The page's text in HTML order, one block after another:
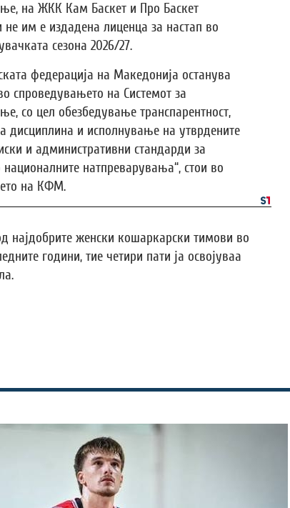
на ЖКК Кам Баскет и Про Баскет
не им е издадена лиценца за настап во
сезона 2026/27.
федерација на Македонија останува
спроведувањето на Системот за
со цел обезбедување транспарентност,
дисциплина и исполнување на утврдените
и административни стандарди за
националните натпреварувања“, стои во
на КФМ.
најдобрите женски кошаркарски тимови во
години, тие четири пати ја освојуваа